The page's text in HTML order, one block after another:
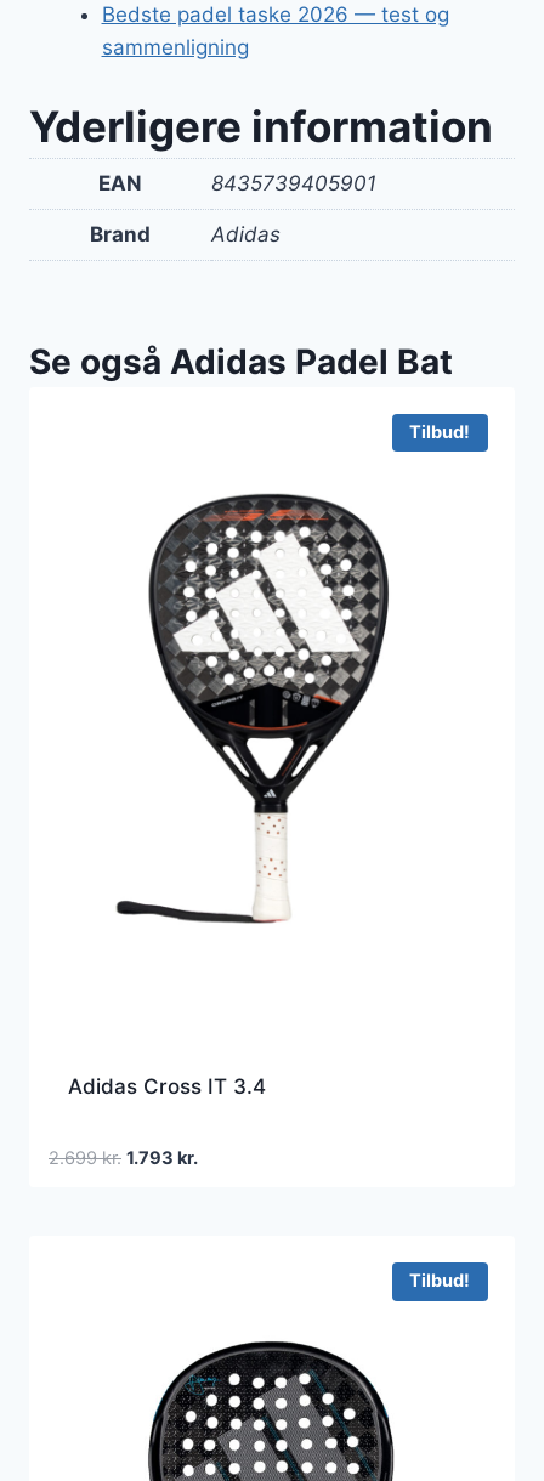
Bedste padel taske 2026 — test og
sammenligning
Yderligere information
EAN 8435739405901
Brand Adidas
Se også Adidas Padel Bat
Tilbud!
Adidas Cross IT 3.4
2.699kr. Den
1.793 kr.
Tilbud!